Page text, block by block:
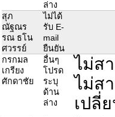
ล่าง
สุภ
ณัฐณร
รณ ธโน
ศวรรย์
ไม่ได้
รับ E-
mail
ยืนยัน
กรกมล
เกรียง
ศักดาชัย
อื่นๆ
โปรด
ระบุ
ด้าน
ล่าง
ไม่ส
ไม่ส
เปลี่